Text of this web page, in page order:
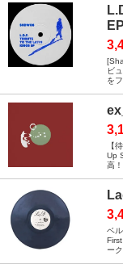
EP
ビ
を
【
Up
高！
ベ
ー